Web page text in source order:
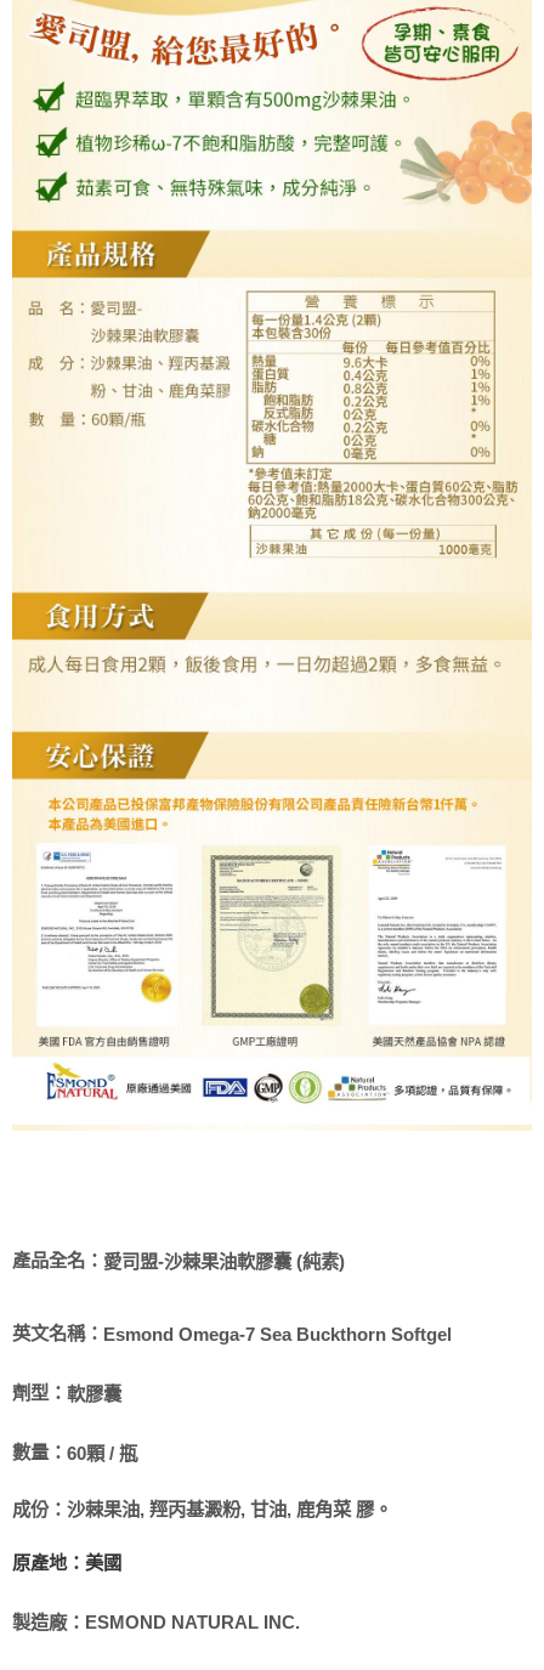
產品全名： 愛司盟-沙棘果油軟膠囊 (純素)
英文名稱： Esmond Omega-7 Sea Buckthorn Softgel
劑型： 軟膠囊
數量： 60顆 / 瓶
成份： 沙棘果油, 羥丙基澱粉, 甘油, 鹿角菜 膠。
原產地：美國
製造廠： ESMOND NATURAL INC.